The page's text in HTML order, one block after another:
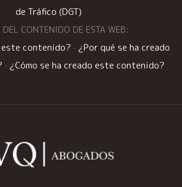
de Tráfico (DGT)
DEL CONTENIDO DE ESTA WEB:
este contenido? · ¿Por qué se ha creado
· ¿Cómo se ha creado este contenido?